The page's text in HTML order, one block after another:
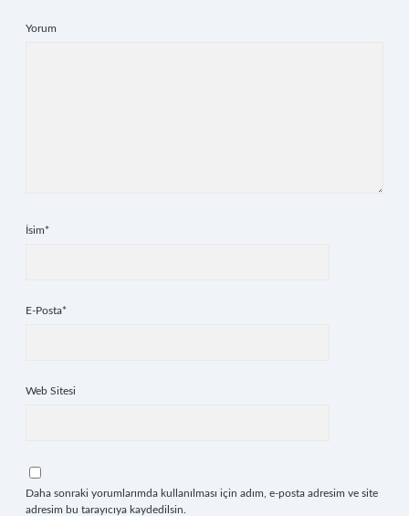
Yorum
İsim*
E-Posta*
Web Sitesi
Daha sonraki yorumlarımda kullanılması için adım, e-posta adresim ve site
adresim bu tarayıcıya kaydedilsin.